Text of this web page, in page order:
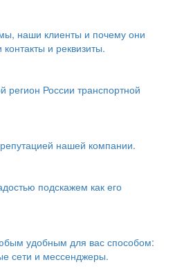
наши клиенты и почему они
и реквизиты.
регион России транспортной
нашей компании.
подскажем как его
удобным для вас способом:
сети и мессенджеры.